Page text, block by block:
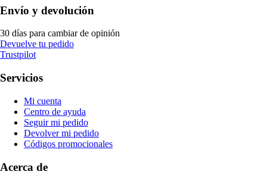
Envío y devolución
30 días para cambiar de opinión
Devuelve tu pedido
Trustpilot
Servicios
Mi cuenta
Centro de ayuda
Seguir mi pedido
Devolver mi pedido
Códigos promocionales
Acerca de